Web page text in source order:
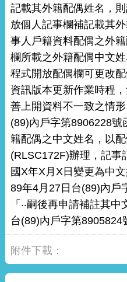
記載其外籍配偶姓名，
放個人記事欄補記載其
事人戶籍資料配偶之外
欄所載之外籍配偶中文
程式開放配偶欄可更改
資訊版本更新作業時程
善上開資料不一致之情
(89)內戶字第8906228
籍配偶之中文姓名，以
(RLSC172F)辦理，記
國X年X月X日變更為中
89年4月27日台(89)內戶
「‧‧嗣後再申請補註其
台(89)內戶字第8905824